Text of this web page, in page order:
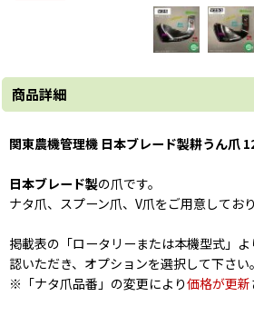
商品詳細
関東農機管理機 日本ブレード製耕うん爪
日本ブレード製の爪です。
ナタ爪、スプーン爪、V爪をご用意しており
掲載表の「ロータリーまたは本機型式」よ
認いただき、オプションを選択して下さい。
※「ナタ爪品番」の変更により価格が更新